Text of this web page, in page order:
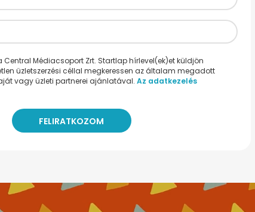
Central Médiacsoport Zrt. Startlap hírlevel(ek)et küldjön
üzletszerzési céllal megkeressen az általam megadott
vagy üzleti partnerei ajánlatával. Az adatkezelés